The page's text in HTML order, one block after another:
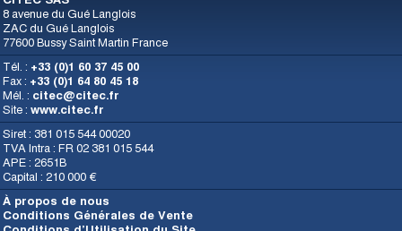
8 avenue du Gué Langlois
ZAC du Gué Langlois
77600 Bussy Saint Martin France
Tél. : +33 (0)1 60 37 45 00
Fax : +33 (0)1 64 80 45 18
Mél. : citec@citec.fr
Site : www.citec.fr
Siret : 381 015 544 00020
TVA Intra : FR 02 381 015 544
APE : 2651B
Capital : 210 000 €
À propos de nous
Conditions Générales de Vente